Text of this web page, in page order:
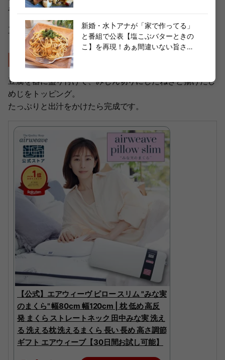
やフライ返しを使うのがおすすめ。
豆腐を取り出したら、しめじをサッと揚げます。
作り方⑥盛り付けをする
豆腐を器に盛り付けて、みじん切りにしたねぎと揚げたし
めじをトッピング。
たっぷりと出汁をかけたら完成です。
【公式】エアウィーヴ ピロー スリム "みな実
のまくら" 幅80cm 幅120cm | 枕 低め 高反
発 まくら ストレートネック 田中みな実 洗え
る 洗える枕 洗えるまくら 長い 長め 高さ調節
ギフト エアウィーブ【30日間お試し可能】
新婚・水卜アナが「家で作ってる」
と番組で公表【塩こぶバターときの
こ】を再現！あぁ間違いない旨さ…